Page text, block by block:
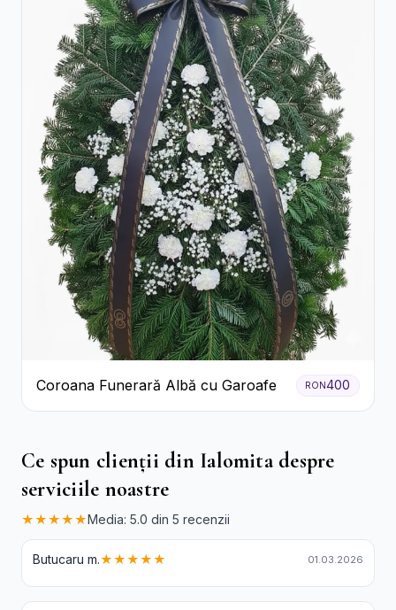
Coroana Funerară Albă cu Garoafe RON400
Ce spun clienții din Ialomita despre
serviciile noastre
★★★★★Media: 5.0 din 5 recenzii
Butucaru m.★★★★★ 01.03.2026